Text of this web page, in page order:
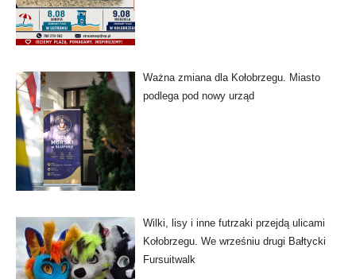
Ważna zmiana dla Kołobrzegu. Miasto
podlega pod nowy urząd
Wilki, lisy i inne futrzaki przejdą ulicami
Kołobrzegu. We wrześniu drugi Bałtycki
Fursuitwalk